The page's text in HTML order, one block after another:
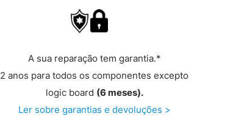
A sua reparação tem garantia.*
2 anos para todos os componentes excepto
logic board (6 meses).
Ler sobre garantias e devoluções >